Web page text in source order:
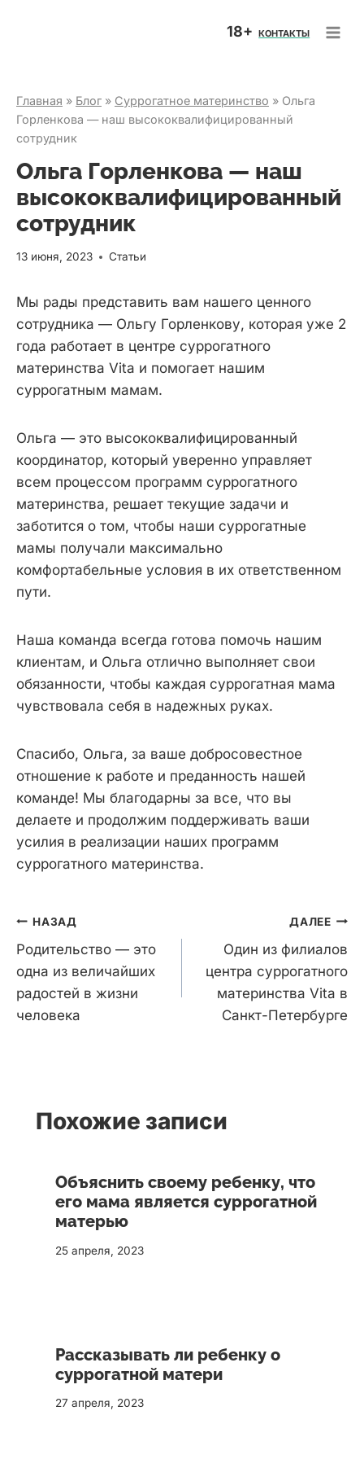
18+ КОНТАКТЫ
Главная » Блог » Суррогатное материнство » Ольга
Горленкова — наш высококвалифицированный
сотрудник
Ольга Горленкова — наш
высококвалифицированный
сотрудник
13 июня, 2023 Статьи
Мы рады представить вам нашего ценного
сотрудника — Ольгу Горленкову, которая уже 2
года работает в центре суррогатного
материнства Vita и помогает нашим
суррогатным мамам.
Ольга — это высококвалифицированный
координатор, который уверенно управляет
всем процессом программ суррогатного
материнства, решает текущие задачи и
заботится о том, чтобы наши суррогатные
мамы получали максимально
комфортабельные условия в их ответственном
пути.
Наша команда всегда готова помочь нашим
клиентам, и Ольга отлично выполняет свои
обязанности, чтобы каждая суррогатная мама
чувствовала себя в надежных руках.
Спасибо, Ольга, за ваше добросовестное
отношение к работе и преданность нашей
команде! Мы благодарны за все, что вы
делаете и продолжим поддерживать ваши
усилия в реализации наших программ
суррогатного материнства.
Навигация
по
записям
НАЗАД
Родительство — это
одна из величайших
радостей в жизни
человека
ДАЛЕЕ
Один из филиалов
центра суррогатного
материнства Vita в
Санкт-Петербурге
Похожие записи
Объяснить своему ребенку, что
его мама является суррогатной
матерью
25 апреля, 2023
Рассказывать ли ребенку о
суррогатной матери
27 апреля, 2023